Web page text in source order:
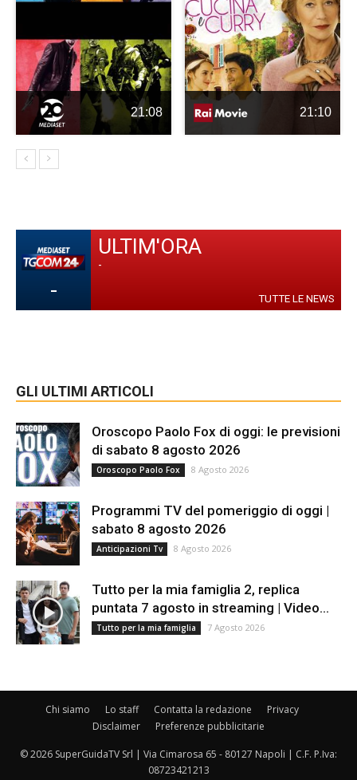
21:08 21:10
-
ULTIM'ORA
-
TUTTE LE NEWS
GLI ULTIMI ARTICOLI
Oroscopo Paolo Fox di oggi: le previsioni
di sabato 8 agosto 2026
Oroscopo Paolo Fox 8 Agosto 2026
Programmi TV del pomeriggio di oggi |
sabato 8 agosto 2026
Anticipazioni Tv 8 Agosto 2026
Tutto per la mia famiglia 2, replica
puntata 7 agosto in streaming | Video...
Tutto per la mia famiglia 7 Agosto 2026
Chi siamo Lo staff Contatta la redazione
Privacy
Disclaimer
Preferenze pubblicitarie
© 2026 SuperGuidaTV Srl | Via Cimarosa 65 - 80127 Napoli | C.F. P.Iva:
08723421213